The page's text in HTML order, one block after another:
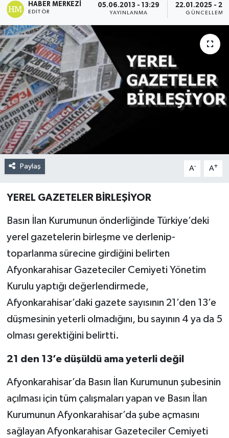
HABER MERKEZI
EDITÖR
05.06.2013 - 13:29
YAYINLANMA
22.01.2025 -
GÜNCELLEME
Paylaş A- A+
YEREL GAZETELER BİRLEŞİYOR
Basın İlan Kurumunun önderliğinde Türkiye’deki
yerel gazetelerin birleşme ve derlenip-
toparlanma sürecine girdiğini belirten
Afyonkarahisar Gazeteciler Cemiyeti Yönetim
Kurulu yaptığı değerlendirmede,
Afyonkarahisar’daki gazete sayısının 21’den 13’e
düşmesinin yeterli olmadığını, bu sayının 4 ya da 5
olması gerektiğini belirtti.
21 den 13’e düşüldü ama yeterli değil
Afyonkarahisar’da Basın İlan Kurumunun şubesinin
açılması için tüm çalışmaları yapan ve Basın İlan
Kurumunun Afyonkarahisar’da şube açmasını
sağlayan Afyonkarahisar Gazeteciler Cemiyeti